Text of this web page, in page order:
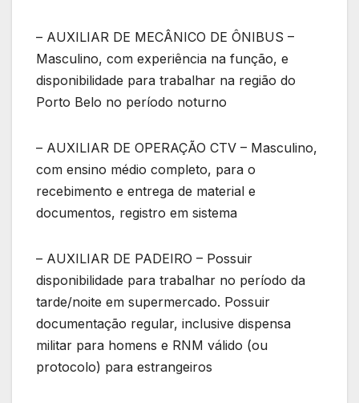
– AUXILIAR DE MECÂNICO DE ÔNIBUS –
Masculino, com experiência na função, e
disponibilidade para trabalhar na região do
Porto Belo no período noturno
– AUXILIAR DE OPERAÇÃO CTV – Masculino,
com ensino médio completo, para o
recebimento e entrega de material e
documentos, registro em sistema
– AUXILIAR DE PADEIRO – Possuir
disponibilidade para trabalhar no período da
tarde/noite em supermercado. Possuir
documentação regular, inclusive dispensa
militar para homens e RNM válido (ou
protocolo) para estrangeiros